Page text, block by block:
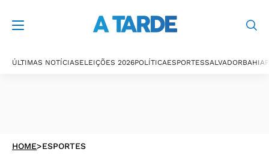
ÚLTIMAS NOTÍCIASELEIÇÕES 2026POLÍTICAESPORTESSALVADORBAHIA
HOME>ESPORTES